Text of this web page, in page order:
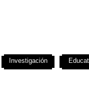
Investigación